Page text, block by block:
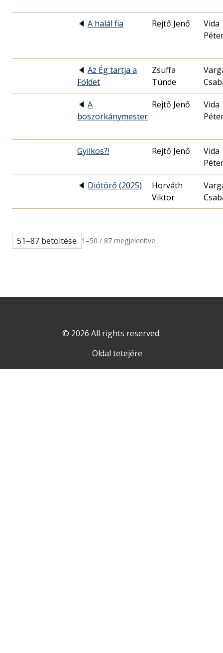
🔈 A halál fia Rejtő Jenő
Vida
🔈 Az Ég tartja a
Földet
Zsuffa
Tünde
🔈 A
boszorkánymester
Rejtő Jenő
Vida
Gyilkos?! Rejtő Jenő
Vida
🔈 Diótörő (2025)
Horváth
Viktor
51–87 betöltése 1–50 / 87 megjelenítve
© 2026 All rights reserved.
Oldal tetejére